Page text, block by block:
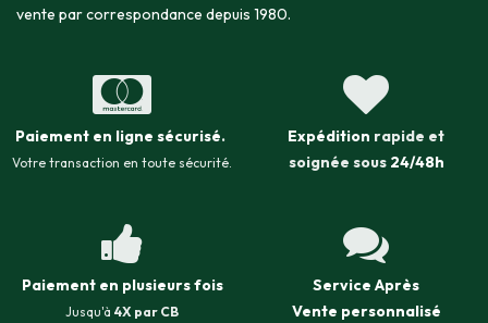
vente par correspondance depuis 1980.
Paiement en ligne sécurisé.
Votre transaction en toute sécurité.
Expédition rapide et
soignée sous 24/48h
Paiement en plusieurs fois
Jusqu'à 4X par CB
Service Après
Vente personnalisé